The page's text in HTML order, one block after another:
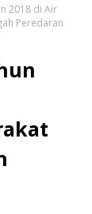
2018 di Air
Peredaran